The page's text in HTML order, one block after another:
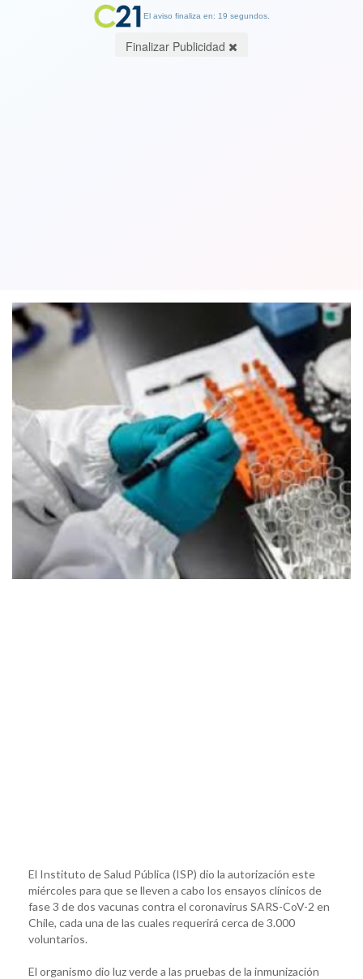
El Instituto de Salud Pública (ISP) dio la autorización este
miércoles para que se lleven a cabo los ensayos clínicos de
fase 3 de dos vacunas contra el coronavirus SARS-CoV-2 en
Chile, cada una de las cuales requerirá cerca de 3.000
voluntarios.
El organismo dio luz verde a las pruebas de la inmunización
El aviso finaliza en: 19 segundos.
Finalizar Publicidad